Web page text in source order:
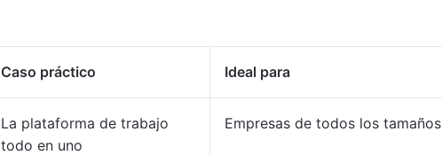
Caso práctico Ideal para
La plataforma de trabajo
todo en uno
Empresas de todos los tamaños